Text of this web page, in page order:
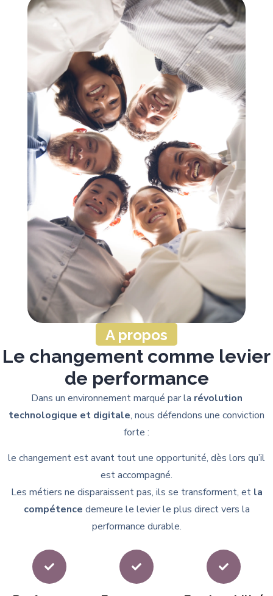
A propos
Le changement comme levier
de performance
Dans un environnement marqué par la révolution
technologique et digitale, nous défendons une conviction
forte :
le changement est avant tout une opportunité, dès lors qu’il
est accompagné.
Les métiers ne disparaissent pas, ils se transforment, et la
compétence demeure le levier le plus direct vers la
performance durable.